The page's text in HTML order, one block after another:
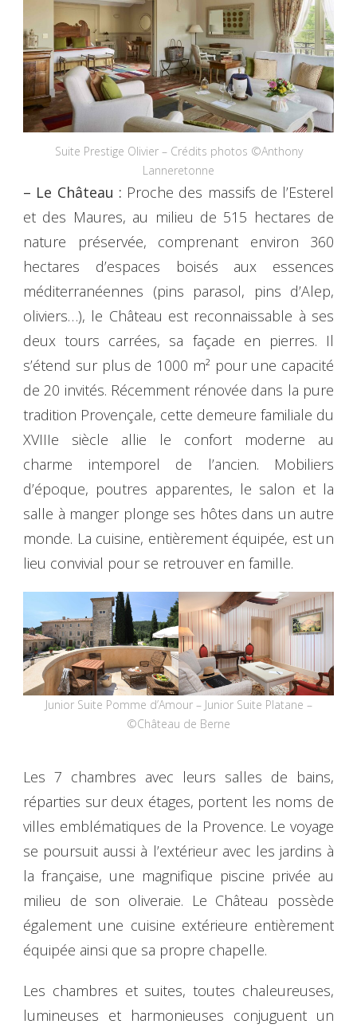
Suite Prestige Olivier – Crédits photos ©Anthony
Lanneretonne
– Le Château : Proche des massifs de l’Esterel
et des Maures, au milieu de 515 hectares de
nature préservée, comprenant environ 360
hectares d’espaces boisés aux essences
méditerranéennes (pins parasol, pins d’Alep,
oliviers…), le Château est reconnaissable à ses
deux tours carrées, sa façade en pierres. Il
s’étend sur plus de 1000 m² pour une capacité
de 20 invités. Récemment rénovée dans la pure
tradition Provençale, cette demeure familiale du
XVIIIe siècle allie le confort moderne au
charme intemporel de l’ancien. Mobiliers
d’époque, poutres apparentes, le salon et la
salle à manger plonge ses hôtes dans un autre
monde. La cuisine, entièrement équipée, est un
lieu convivial pour se retrouver en famille.
Junior Suite Pomme d’Amour – Junior Suite Platane –
©Château de Berne
Les 7 chambres avec leurs salles de bains,
réparties sur deux étages, portent les noms de
villes emblématiques de la Provence. Le voyage
se poursuit aussi à l’extérieur avec les jardins à
la française, une magnifique piscine privée au
milieu de son oliveraie. Le Château possède
également une cuisine extérieure entièrement
équipée ainsi que sa propre chapelle.
Les chambres et suites, toutes chaleureuses,
lumineuses et harmonieuses conjuguent un